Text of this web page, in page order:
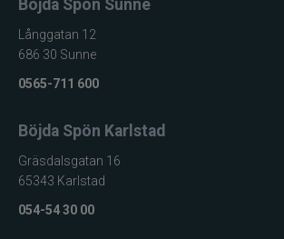
Viking herring
Vision
VK produkter
VMC
Wapsi
Böjda Spön Sunne
Långgatan 12
686 30 Sunne
0565-711 600
Böjda Spön Karlstad
Gräsdalsgatan 16
65343 Karlstad
054-54 30 00